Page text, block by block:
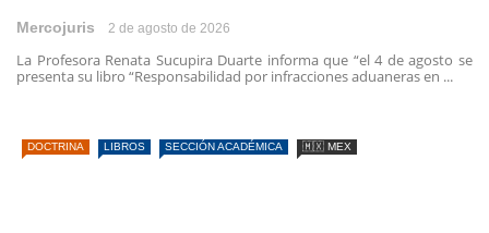
Mercojuris 2 de agosto de 2026
La Profesora Renata Sucupira Duarte informa que “el 4 de agosto se
presenta su libro “Responsabilidad por infracciones aduaneras en ...
DOCTRINA LIBROS SECCIÓN ACADÉMICA 🇲🇽 MEX